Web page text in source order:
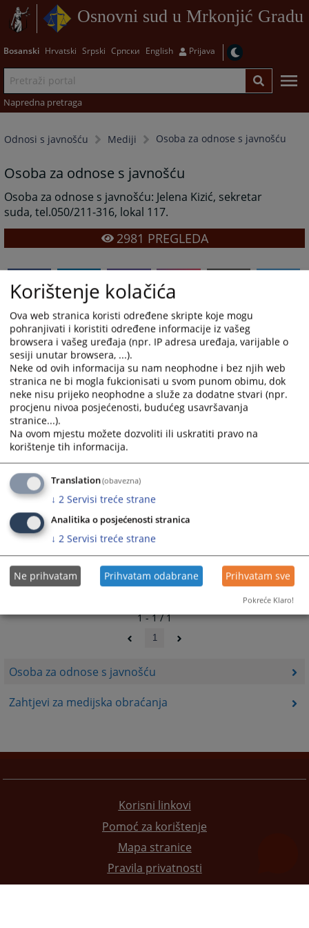
Osnovni sud u Mrkonjić Gradu
Bosanski Hrvatski Srpski Српски English Prijava
Napredna pretraga
Odnosi s javnošću Mediji Osoba za odnose s javnošću
Osoba za odnose s javnošću
Zahtjevi za medijska obraćanja
Osoba za odnose s javnošću
Osoba za odnose s javnošću: Jelena Kizić, sekretar
suda, tel.050/211-316, lokal 117.
2981 PREGLEDA
1 - 1 / 1
1
Korisni linkovi
Pomoć za korištenje
Mapa stranice
Pravila privatnosti
Korištenje kolačića
Ova web stranica koristi određene skripte koje mogu
pohranjivati i koristiti određene informacije iz vašeg
browsera i vašeg uređaja (npr. IP adresa uređaja, varijable o
sesiji unutar browsera, ...).
Neke od ovih informacija su nam neophodne i bez njih web
stranica ne bi mogla fukcionisati u svom punom obimu, dok
neke nisu prijeko neophodne a služe za dodatne stvari (npr.
procjenu nivoa posjećenosti, budućeg usavršavanja
stranice...).
Na ovom mjestu možete dozvoliti ili uskratiti pravo na
korištenje tih informacija.
Translation(obavezna)
↓ 2 Servisi treće strane
Analitika o posjećenosti stranica
↓ 2 Servisi treće strane
Ne prihvatam Prihvatam odabrane Prihvatam sve
Pokreće Klaro!